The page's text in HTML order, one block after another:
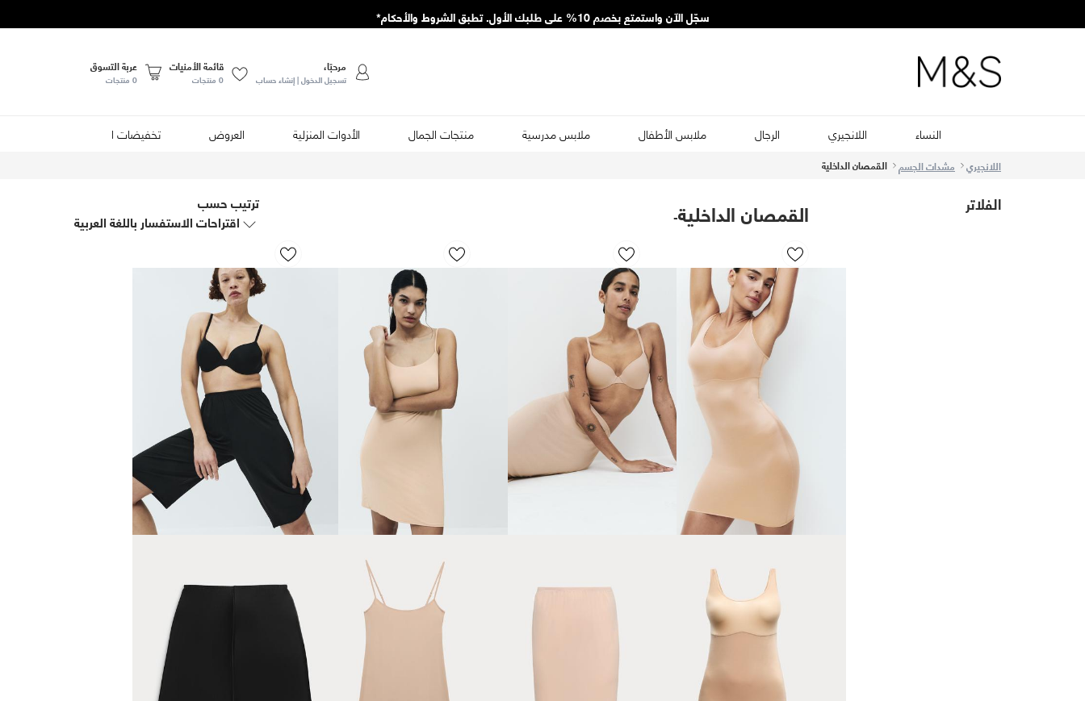
سجّل الآن واستمتع بخصم 10% على طلبك الأول. تطبق الشروط والأحكام*
مرحبًا،
تسجيل الدخول | إنشاء حساب
قائمة الأمنيات
0 منتجات
عربة التسوق
0 منتجات
النساء اللانجيري الرجال ملابس الأطفال ملابس مدرسية منتجات الجمال الأدوات المنزلية العروض تخفيضات الصيف
اللانجيري مشدات الجسم القمصان الداخلية
الفلاتر القمصان الداخلية-
ترتيب حسب
اقتراحات الاستفسار باللغة العربية